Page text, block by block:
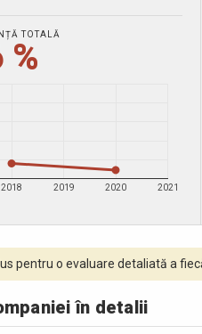
TOTALĂ
%
2018 2019 2020 2021
pentru o evaluare detaliată a
în detalii